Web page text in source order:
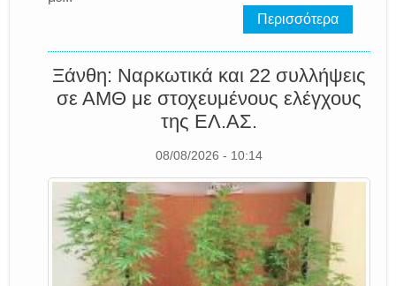
Περισσότερα
Ξάνθη: Ναρκωτικά και 22 συλλήψεις
σε ΑΜΘ με στοχευμένους ελέγχους
της EΛ.AΣ.
08/08/2026 - 10:14